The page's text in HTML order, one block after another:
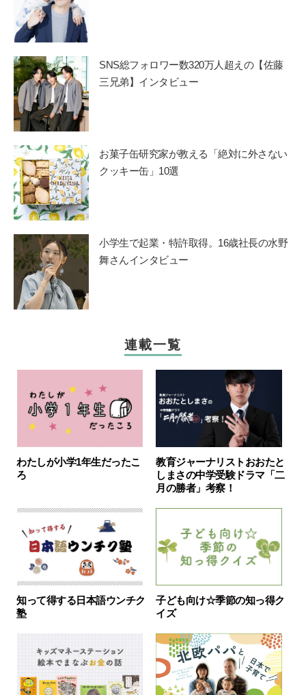
SNS総フォロワー数320万人超えの【佐藤
三兄弟】インタビュー
お菓子缶研究家が教える「絶対に外さない
クッキー缶」10選
小学生で起業・特許取得。16歳社長の水野
舞さんインタビュー
連載一覧
わたしが小学1年生だったこ
ろ
教育ジャーナリストおおたと
しまさの中学受験ドラマ「二
月の勝者」考察！
知って得する日本語ウンチク
塾
子ども向け☆季節の知っ得ク
イズ